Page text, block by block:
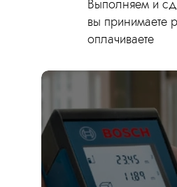
Выполняем и
вы принимаете
оплачиваете